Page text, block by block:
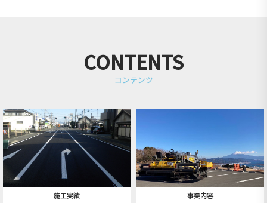
CONTENTS
コンテンツ
施工実績 事業内容